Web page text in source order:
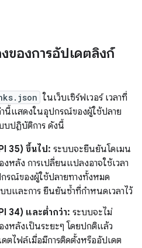
ของการอัปเดตลิงก์
ในเว็บเซิร์ฟเวอร์ เวลาที่
นี้แสดงในอุปกรณ์ของผู้ใช้ปลาย
บปฏิบัติการ ดังนี้
35) ขึ้นไป: ระบบจะยืนยันโดเมน
หลัง การเปลี่ยนแปลงอาจใช้เวลา
รณ์ของผู้ใช้ปลายทางทั้งหมด
บและการ ยืนยันซ้ำที่กำหนดเวลาไว้
34) และต่ำกว่า: ระบบจะไม่
งหลังเป็นระยะๆ โดยปกติแล้ว
ตไฟล์เมื่อมีการติดตั้งหรืออัปเดต